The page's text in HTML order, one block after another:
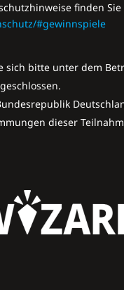
finden
#gewinnspiele
sich bitte unter dem
dieser